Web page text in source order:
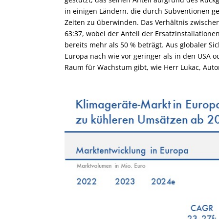
in einigen Ländern, die durch Subventionen
Zeiten zu überwinden. Das Verhältnis
63:37, wobei der Anteil der
bereits mehr als 50 % beträgt. Aus globaler
Europa nach wie vor geringer als in den USA
Raum für Wachstum gibt, wie Herr Lukac,